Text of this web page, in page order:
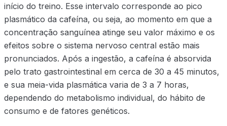
início do treino. Esse intervalo corresponde ao pico
plasmático da cafeína, ou seja, ao momento em que a
concentração sanguínea atinge seu valor máximo e os
efeitos sobre o sistema nervoso central estão mais
pronunciados. Após a ingestão, a cafeína é absorvida
pelo trato gastrointestinal em cerca de 30 a 45 minutos,
e sua meia-vida plasmática varia de 3 a 7 horas,
dependendo do metabolismo individual, do hábito de
consumo e de fatores genéticos.